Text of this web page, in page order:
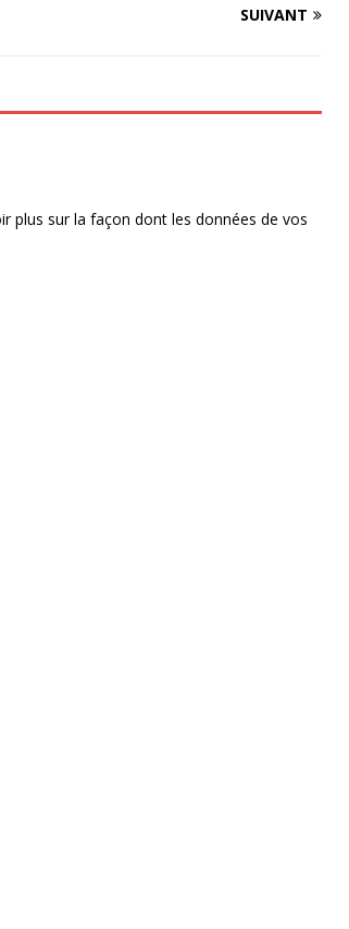
SUIVANT
plus sur la façon dont les données de vos